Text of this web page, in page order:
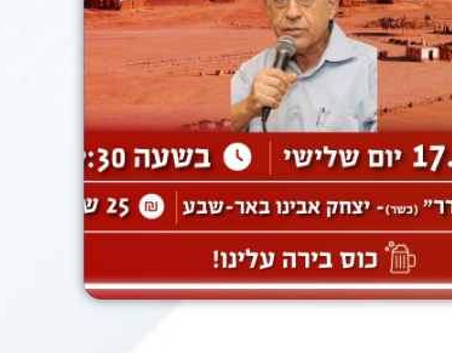
דרום
17/01/2023
'בר בלנדר' באר-שבע